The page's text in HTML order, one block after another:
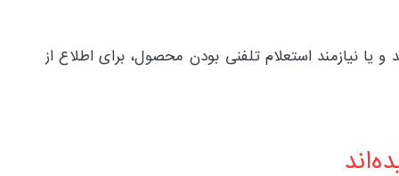
نیازمند استعلام تلفنی بودن محصول، برای اطلاع از